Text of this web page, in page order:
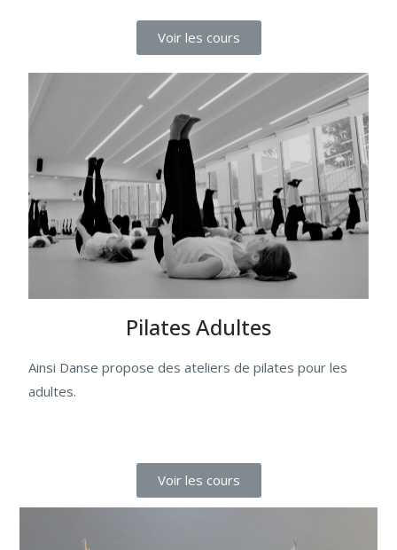
Voir les cours
Pilates Adultes
Ainsi Danse propose des ateliers de pilates pour les
adultes.
Voir les cours